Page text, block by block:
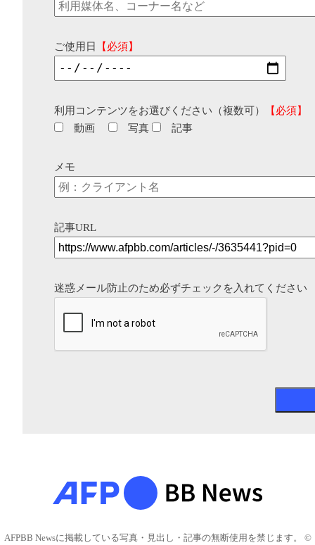
ご使用日 【必須】
利用コンテンツをお選びください（複数可）
【必須】
動画
写真 記事
メモ
記事URL
迷惑メール防止のため必ずチェックを入れてください
AFPBB Newsに掲載している写真・見出し・記事の無断使用を禁じます。 ©